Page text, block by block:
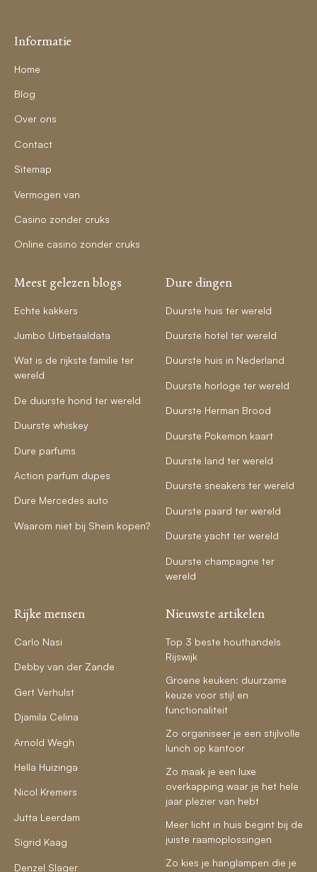
Informatie
Home
Blog
Over ons
Contact
Sitemap
Vermogen van
Casino zonder cruks
Online casino zonder cruks
Meest gelezen blogs
Echte kakkers
Jumbo Uitbetaaldata
Wat is de rijkste familie ter
wereld
De duurste hond ter wereld
Duurste whiskey
Dure parfums
Action parfum dupes
Dure Mercedes auto
Waarom niet bij Shein kopen?
Dure dingen
Duurste huis ter wereld
Duurste hotel ter wereld
Duurste huis in Nederland
Duurste horloge ter wereld
Duurste Herman Brood
Duurste Pokemon kaart
Duurste land ter wereld
Duurste sneakers ter wereld
Duurste paard ter wereld
Duurste yacht ter wereld
Duurste champagne ter
wereld
Rijke mensen
Carlo Nasi
Debby van der Zande
Gert Verhulst
Djamila Celina
Arnold Wegh
Hella Huizinga
Nicol Kremers
Jutta Leerdam
Sigrid Kaag
Denzel Slager
Nieuwste artikelen
Top 3 beste houthandels
Rijswijk
Groene keuken: duurzame
keuze voor stijl en
functionaliteit
Zo organiseer je een stijlvolle
lunch op kantoor
Zo maak je een luxe
overkapping waar je het hele
jaar plezier van hebt
Meer licht in huis begint bij de
juiste raamoplossingen
Zo kies je hanglampen die je